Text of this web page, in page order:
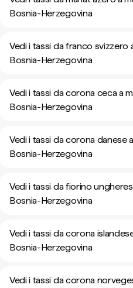
Bosnia-Herzegovina
Vedi i tassi da franco svizzero
Bosnia-Herzegovina
Vedi i tassi da corona ceca a
Bosnia-Herzegovina
Vedi i tassi da corona danese
Bosnia-Herzegovina
Vedi i tassi da fiorino
Bosnia-Herzegovina
Vedi i tassi da corona
Bosnia-Herzegovina
Vedi i tassi da corona